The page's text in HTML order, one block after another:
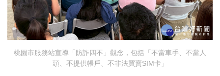
桃園市服務站宣導「防詐四不」觀念，包括「不當車手、不當人
頭、不提供帳戶、不非法買賣SIM卡」